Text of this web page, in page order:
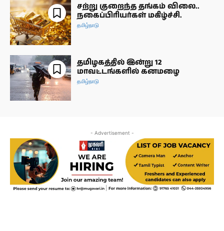
சற்று குறைந்த தங்கம் விலை..
நகைப்பிரியர்கள் மகிழ்ச்சி.
தமிழ்நாடு
தமிழகத்தில் இன்று 12
மாவட்டங்களில் கனமழை
தமிழ்நாடு
- Advertisement -